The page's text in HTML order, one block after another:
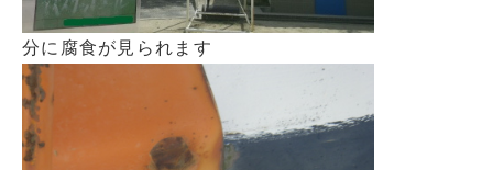
分に腐食が見られます